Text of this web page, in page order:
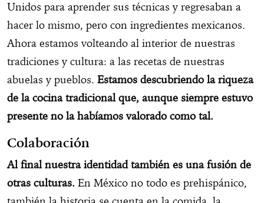
Unidos para aprender sus técnicas y regresaban a
hacer lo mismo, pero con ingredientes mexicanos.
Ahora estamos volteando al interior de nuestras
tradiciones y cultura: a las recetas de nuestras
abuelas y pueblos. Estamos descubriendo la riqueza
de la cocina tradicional que, aunque siempre estuvo
presente no la habíamos valorado como tal.
Colaboración
Al final nuestra identidad también es una fusión de
otras culturas. En México no todo es prehispánico,